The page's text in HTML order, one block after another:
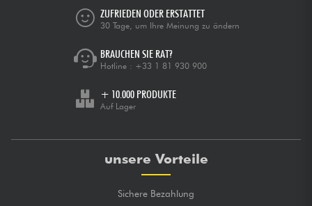
ZUFRIEDEN ODER ERSTATTET
30 Tage, um Ihre Meinung zu ändern
BRAUCHEN SIE RAT?
Hotline : +33 1 81 930 900
+ 10.000 PRODUKTE
Auf Lager
unsere Vorteile
Sichere Bezahlung